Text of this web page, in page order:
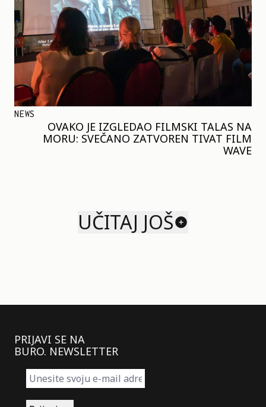
NEWS
OVAKO JE IZGLEDAO FILMSKI TALAS NA
MORU: SVEČANO ZATVOREN TIVAT FILM
WAVE
UČITAJ JOŠ
PRIJAVI SE NA
BURO. NEWSLETTER